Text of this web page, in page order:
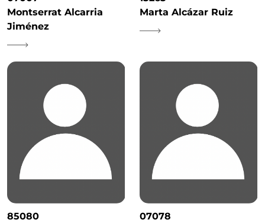
Montserrat Alcarria
Jiménez
Marta Alcázar Ruiz
85080
07078